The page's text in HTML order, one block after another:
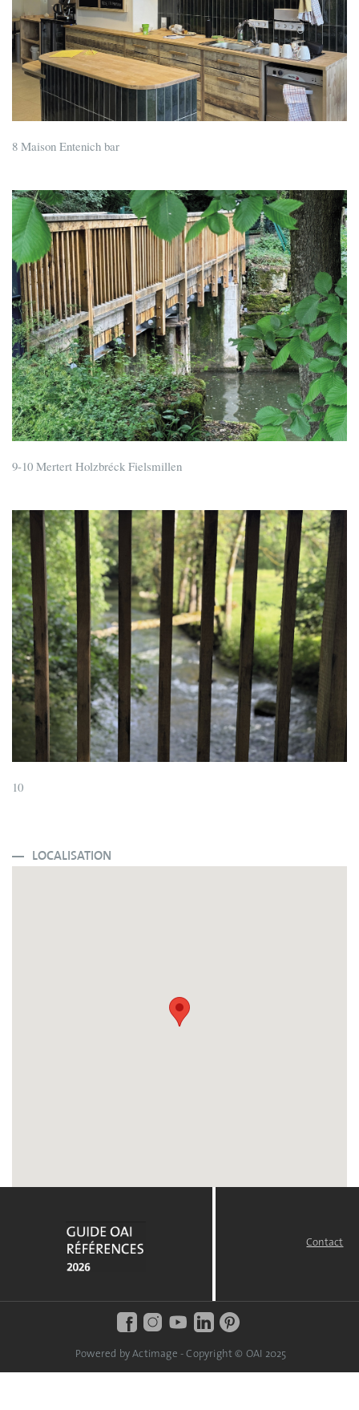
8 Maison Entenich bar
9-10 Mertert Holzbréck Fielsmillen
10
LOCALISATION
Contact
Powered by Actimage - Copyright © OAI 2025